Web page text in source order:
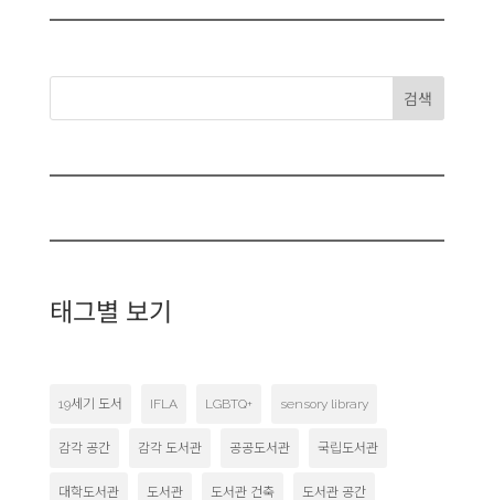
검색
태그별 보기
19세기 도서 IFLA LGBTQ+ sensory library
감각 공간 감각 도서관 공공도서관 국립도서관
대학도서관 도서관 도서관 건축 도서관 공간